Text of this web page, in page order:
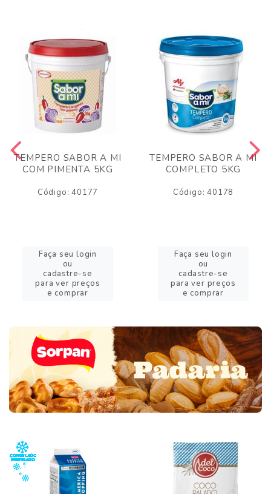
TEMPERO SABOR A MI
COM PIMENTA 5KG
Código: 40177
Faça seu login
ou
cadastre-se
para ver preços
e comprar
TEMPERO SABOR A MI
COMPLETO 5KG
Código: 40178
Faça seu login
ou
cadastre-se
para ver preços
e comprar